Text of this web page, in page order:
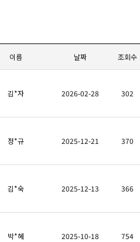
이름 날짜 조회수
김*자 2026-02-28 302
정*규 2025-12-21 370
김*숙 2025-12-13 366
박*혜 2025-10-18 754